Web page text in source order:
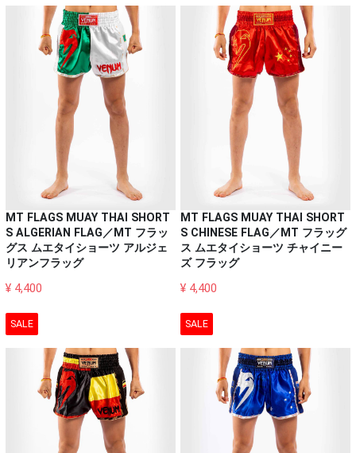
MT FLAGS MUAY THAI SHORT
S ALGERIAN FLAG／MT フラッ
グス ムエタイショーツ アルジェ
リアンフラッグ
¥ 4,400
MT FLAGS MUAY THAI SHORT
S CHINESE FLAG／MT フラッグ
ス ムエタイショーツ チャイニー
ズ フラッグ
¥ 4,400
SALE SALE